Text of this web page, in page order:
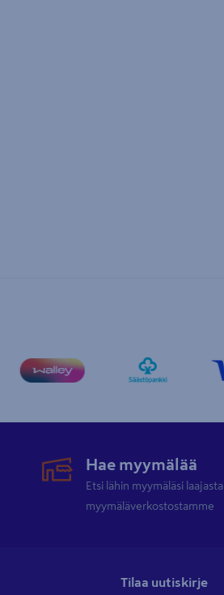
Hae myymälää
Etsi lähin myymäläsi laajasta
myymäläverkostostamme
Tilaa uutiskirje